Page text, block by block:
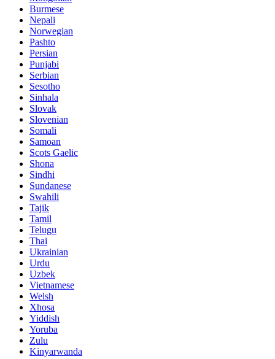
Burmese
Nepali
Norwegian
Pashto
Persian
Punjabi
Serbian
Sesotho
Sinhala
Slovak
Slovenian
Somali
Samoan
Scots Gaelic
Shona
Sindhi
Sundanese
Swahili
Tajik
Tamil
Telugu
Thai
Ukrainian
Urdu
Uzbek
Vietnamese
Welsh
Xhosa
Yiddish
Yoruba
Zulu
Kinyarwanda